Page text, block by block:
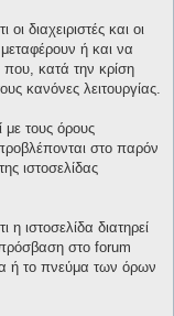
διαχειριστές και οι
ή και να
κατά την κρίση
κανόνες λειτουργίας.
τους όρους
στο παρόν
ιστοσελίδας
η ιστοσελίδα διατηρεί
στο forum
ή το πνεύμα των όρων